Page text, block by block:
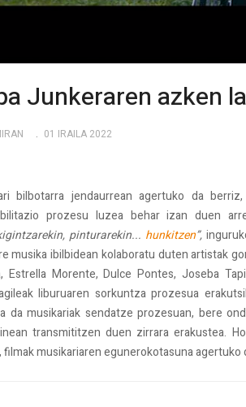
Junkeraren azken
01 IRAILA 2022
bilbotarra jendaurrean agertuko da
prozesu luzea behar izan duen
pinturarekin... hunkitzen”,
musika ibilbidean kolaboratu duten artistak
Estrella Morente, Dulce Pontes, Joseba
liburuaren sorkuntza prozesua
da musikariak sendatze prozesuan, bere
transmititzen duen zirrara erakustea.
filmak musikariaren egunerokotasuna agertuko